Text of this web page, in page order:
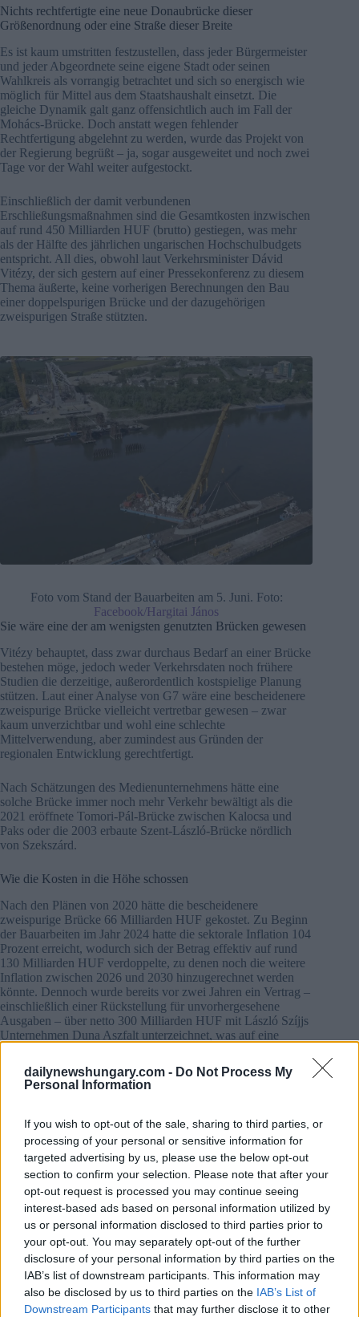
dailynewshungary.com - Do Not Process My
Personal Information
If you wish to opt-out of the sale, sharing to third parties, or
processing of your personal or sensitive information for
targeted advertising by us, please use the below opt-out
section to confirm your selection. Please note that after your
opt-out request is processed you may continue seeing
interest-based ads based on personal information utilized by
us or personal information disclosed to third parties prior to
your opt-out. You may separately opt-out of the further
disclosure of your personal information by third parties on the
IAB’s list of downstream participants. This information may
also be disclosed by us to third parties on the IAB’s List of
Downstream Participants that may further disclose it to other
Nichts rechtfertigte eine neue Donaubrücke dieser
Größenordnung oder eine Straße dieser Breite
Es ist kaum umstritten festzustellen, dass jeder Bürgermeister
und jeder Abgeordnete seine eigene Stadt oder seinen
Wahlkreis als vorrangig betrachtet und sich so energisch wie
möglich für Mittel aus dem Staatshaushalt einsetzt. Die
gleiche Dynamik galt ganz offensichtlich auch im Fall der
Mohács-Brücke. Doch anstatt wegen fehlender
Rechtfertigung abgelehnt zu werden, wurde das Projekt von
der Regierung begrüßt – ja, sogar ausgeweitet und noch zwei
Tage vor der Wahl weiter aufgestockt.
Einschließlich der damit verbundenen
Erschließungsmaßnahmen sind die Gesamtkosten inzwischen
auf rund 450 Milliarden HUF (brutto) gestiegen, was mehr
als der Hälfte des jährlichen ungarischen Hochschulbudgets
entspricht. All dies, obwohl laut Verkehrsminister Dávid
Vitézy, der sich gestern auf einer Pressekonferenz zu diesem
Thema äußerte, keine vorherigen Berechnungen den Bau
einer doppelspurigen Brücke und der dazugehörigen
zweispurigen Straße stützten.
Foto vom Stand der Bauarbeiten am 5. Juni. Foto:
Facebook/Hargitai János
Sie wäre eine der am wenigsten genutzten Brücken gewesen
Vitézy behauptet, dass zwar durchaus Bedarf an einer Brücke
bestehen möge, jedoch weder Verkehrsdaten noch frühere
Studien die derzeitige, außerordentlich kostspielige Planung
stützen. Laut einer Analyse von G7 wäre eine bescheidenere
zweispurige Brücke vielleicht vertretbar gewesen – zwar
kaum unverzichtbar und wohl eine schlechte
Mittelverwendung, aber zumindest aus Gründen der
regionalen Entwicklung gerechtfertigt.
Nach Schätzungen des Medienunternehmens hätte eine
solche Brücke immer noch mehr Verkehr bewältigt als die
2021 eröffnete Tomori-Pál-Brücke zwischen Kalocsa und
Paks oder die 2003 erbaute Szent-László-Brücke nördlich
von Szekszárd.
Wie die Kosten in die Höhe schossen
Nach den Plänen von 2020 hätte die bescheidenere
zweispurige Brücke 66 Milliarden HUF gekostet. Zu Beginn
der Bauarbeiten im Jahr 2024 hatte die sektorale Inflation 104
Prozent erreicht, wodurch sich der Betrag effektiv auf rund
130 Milliarden HUF verdoppelte, zu denen noch die weitere
Inflation zwischen 2026 und 2030 hinzugerechnet werden
könnte. Dennoch wurde bereits vor zwei Jahren ein Vertrag –
einschließlich einer Rückstellung für unvorhergesehene
Ausgaben – über netto 300 Milliarden HUF mit László Szíjjs
Unternehmen Duna Aszfalt unterzeichnet, was auf eine
hindeutet.
Außenminister Péter Szijjártó im Jahr 2020 an Bord von
Szíjjs Yacht fotografiert wurde.
Weitere Kosten entstanden durch den Ausbau nicht nur der
Brücke, sondern auch der Verbindungsstraße zu einer
zweispurigen Straße, was weitere 60 Milliarden HUF netto
hinzufügte. Das Ergebnis ist, dass sich der Bau auf der
flachen ungarischen Tiefebene als teurer erwiesen hat als
vergleichbare Projekte im bergigen Kroatien.
Ein Denkmal der Orbán-Ära
Doch das Projekt ist nicht nur überteuert; in seiner jetzigen